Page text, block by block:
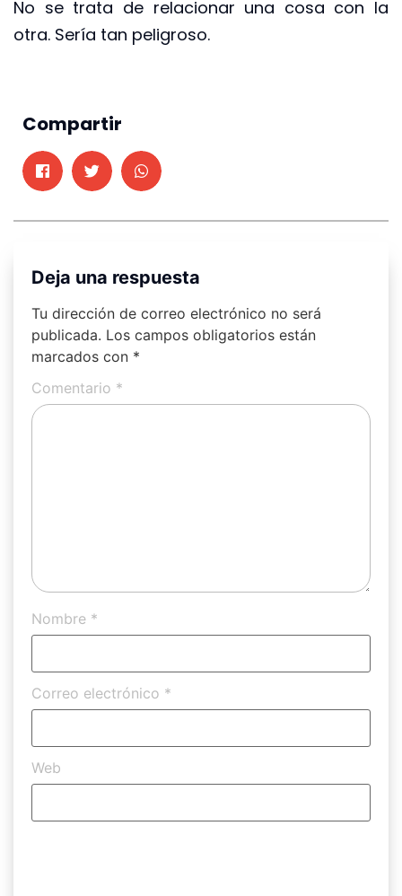
No se trata de relacionar una cosa con la
otra. Sería tan peligroso.
Compartir
Deja una respuesta
Tu dirección de correo electrónico no será
publicada. Los campos obligatorios están
marcados con *
Comentario *
Nombre *
Correo electrónico *
Web